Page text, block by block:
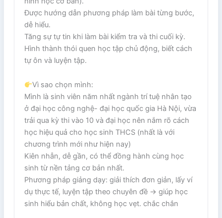
Được hướng dẫn phương pháp làm bài từng bước,
dễ hiểu.
Tăng sự tự tin khi làm bài kiểm tra và thi cuối kỳ.
Hình thành thói quen học tập chủ động, biết cách
tự ôn và luyện tập.
Vì sao chọn mình:
Mình là sinh viên năm nhất ngành trí tuệ nhân tạo
ở đại học công nghệ- đại học quốc gia Hà Nội, vừa
trải qua kỳ thi vào 10 và đại học nên nắm rõ cách
học hiệu quả cho học sinh THCS (nhất là với
chương trình mới như hiện nay)
Kiên nhẫn, dễ gần, có thể đồng hành cùng học
sinh từ nền tảng cơ bản nhất.
Phương pháp giảng dạy: giải thích đơn giản, lấy ví
dụ thực tế, luyện tập theo chuyên đề → giúp học
sinh hiểu bản chất, không học vẹt. chắc chắn